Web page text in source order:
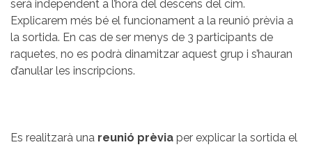
serà independent a l’hora del descens del cim.
Explicarem més bé el funcionament a la reunió prèvia a
la sortida. En cas de ser menys de 3 participants de
raquetes, no es podrà dinamitzar aquest grup i s’hauran
d’anul·lar les inscripcions.
Es realitzarà una reunió prèvia per explicar la sortida el